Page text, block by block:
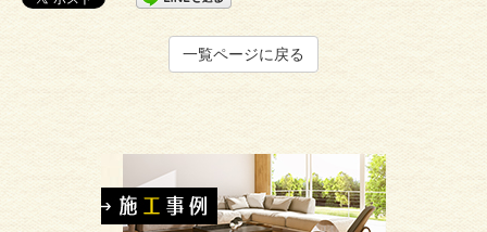
一覧ページに戻る